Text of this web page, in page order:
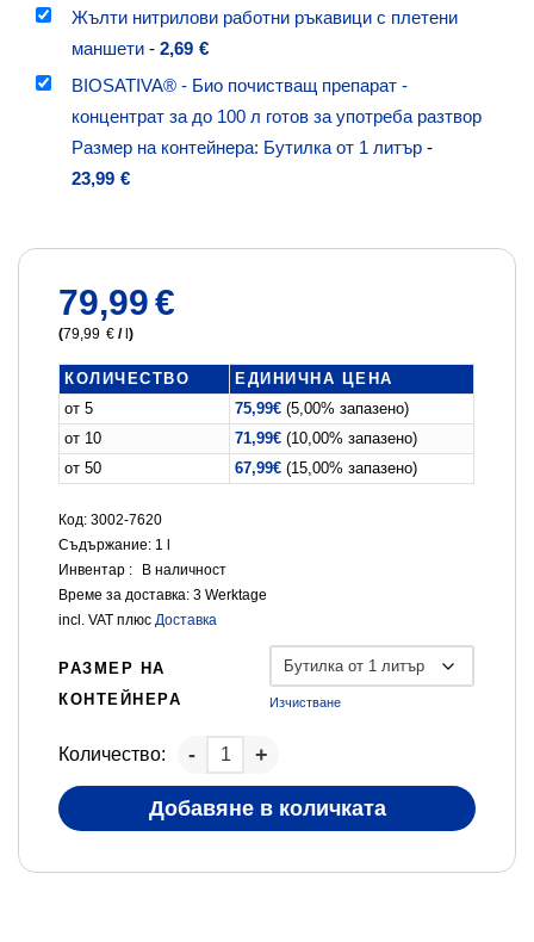
Жълти нитрилови работни ръкавици с плетени
маншети - 2,69 €
BIOSATIVA® - Био почистващ препарат -
концентрат за до 100 л готов за употреба разтвор
Размер на контейнера: Бутилка от 1 литър -
23,99 €
79,99€
(79,99 € / l)
КОЛИЧЕСТВО
ЕДИНИЧНА ЦЕНА
от 5
75,99€ (5,00% запазено)
от 10
71,99€ (10,00% запазено)
от 50
67,99€ (15,00% запазено)
Код: 3002-7620
Съдържание: 1
Инвентар :
В наличност
Време за доставка:3 Werktage
incl. VAT плюсДоставка
РАЗМЕР НА
КОНТЕЙНЕРА
Изчистване
Количество:
Добавяне в количката